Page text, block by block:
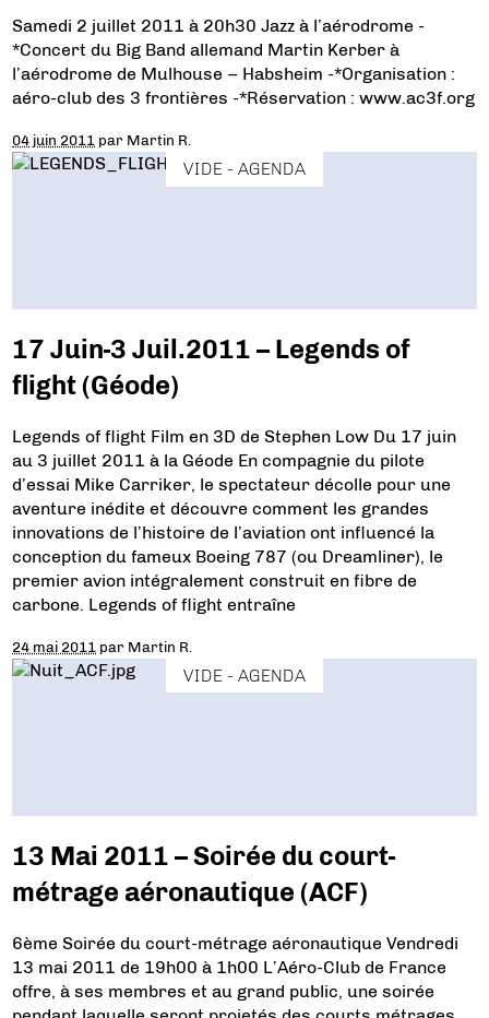
Samedi 2 juillet 2011 à 20h30 Jazz à l’aérodrome -
*Concert du Big Band allemand Martin Kerber à
l’aérodrome de Mulhouse – Habsheim -*Organisation :
aéro-club des 3 frontières -*Réservation : www.ac3f.org
04 juin 2011 par Martin R.
VIDE - AGENDA
17 Juin-3 Juil.2011 – Legends of
flight (Géode)
Legends of flight Film en 3D de Stephen Low Du 17 juin
au 3 juillet 2011 à la Géode En compagnie du pilote
d’essai Mike Carriker, le spectateur décolle pour une
aventure inédite et découvre comment les grandes
innovations de l’histoire de l’aviation ont influencé la
conception du fameux Boeing 787 (ou Dreamliner), le
premier avion intégralement construit en fibre de
carbone. Legends of flight entraîne
24 mai 2011 par Martin R.
VIDE - AGENDA
13 Mai 2011 – Soirée du court-
métrage aéronautique (ACF)
6ème Soirée du court-métrage aéronautique Vendredi
13 mai 2011 de 19h00 à 1h00 L’Aéro-Club de France
offre, à ses membres et au grand public, une soirée